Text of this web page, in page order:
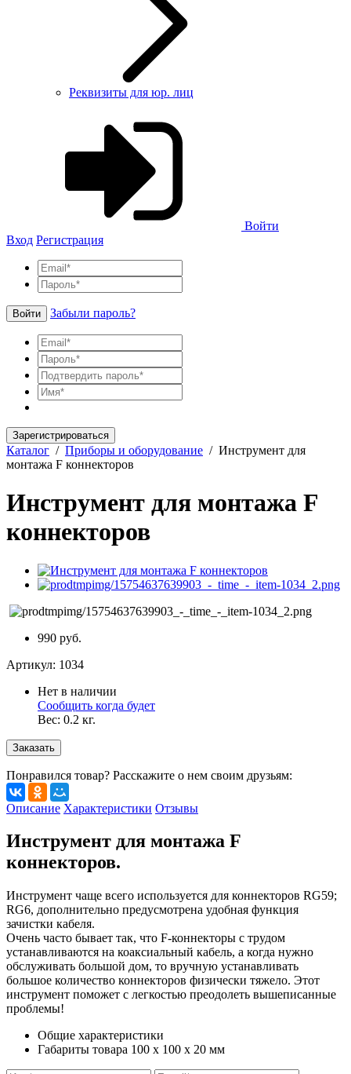
Реквизиты для юр. лиц
Войти
Вход Регистрация
Войти Забыли пароль?
Зарегистрироваться
Каталог / Приборы и оборудование / Инструмент для
монтажа F коннекторов
Инструмент для монтажа F
коннекторов
990 руб.
Артикул: 1034
Нет в наличии
Сообщить когда будет
Вес: 0.2 кг.
Заказать
Понравился товар? Расскажите о нем своим друзьям:
Описание Характеристики Отзывы
Инструмент для монтажа F
коннекторов.
Инструмент чаще всего используется для коннекторов RG59;
RG6, дополнительно предусмотрена удобная функция
зачистки кабеля.
Очень часто бывает так, что F-коннекторы с трудом
устанавливаются на коаксиальный кабель, а когда нужно
обслуживать большой дом, то вручную устанавливать
большое количество коннекторов физически тяжело. Этот
инструмент поможет с легкостью преодолеть вышеписанные
проблемы!
Общие характеристики
Габариты товара 100 х 100 х 20 мм